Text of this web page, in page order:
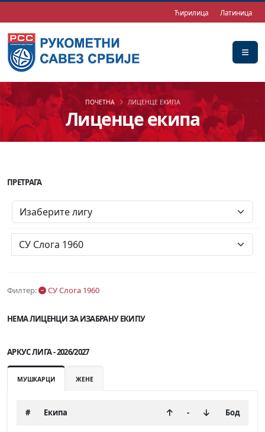
Ћирилица Латиница
Лиценце екипа
ПОЧЕТНА ЛИЦЕНЦЕ ЕКИПА
Филтер: СУ Слога 1960
НЕМА ЛИЦЕНЦИ ЗА ИЗАБРАНУ ЕКИПУ
ПРЕТРАГА
АРКУС ЛИГА - 2026/2027
МУШКАРЦИ ЖЕНЕ
# Екипа - Бод